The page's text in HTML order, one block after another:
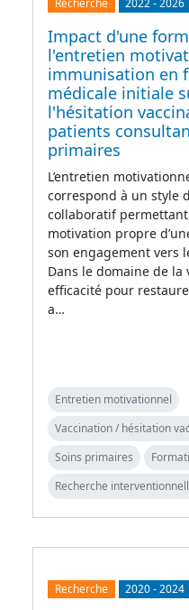
Impact d'une
l'entretien
immunisation en
médicale initiale
l'hésitation
patients
primaires
L’entretien
correspond à un style
collaboratif
motivation propre
son engagement vers
Dans le domaine de la
efficacité pour
a…
Entretien motivationnel
Vaccination / hésitation
Soins primaires
Recherche
Recherche 2020-2024